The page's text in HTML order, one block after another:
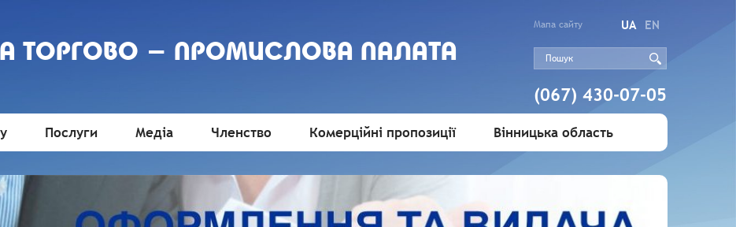
ТОРГОВО - ПРОМИСЛОВА ПАЛАТА
Мапа сайту UA EN
(067) 430-07-05
Послуги Медіа Членство Комерційні пропозиції Вінницька область